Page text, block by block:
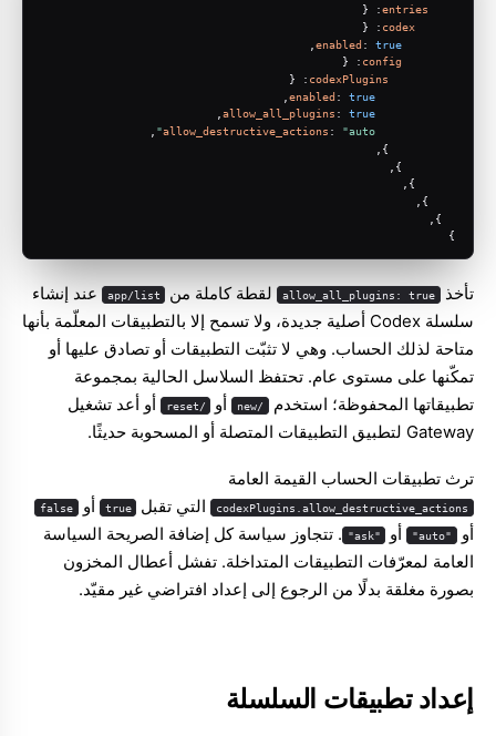
entries
: {
codex
: {
enabled : true
config
: {
codexPlugins
: {
enabled : true
allow_all_plugins : true
,
allow_destructive_actions : "auto"
}
تأخذ allow_all_plugins: true لقطة كاملة من app/list
عند إنشاء
سلسلة Codex أصلية جديدة، ولا تسمح إلا بالتطبيقات المعلّمة بأنها
متاحة لذلك الحساب. وهي لا تثبّت التطبيقات أو تصادق عليها أو
تمكّنها على مستوى عام. تحتفظ السلاسل الحالية بمجموعة
تطبيقاتها المحفوظة؛ استخدم
/new أو /reset
أو أعد تشغيل
Gateway لتطبيق التطبيقات المتصلة أو المسحوبة حديثًا.
ترث تطبيقات الحساب القيمة العامة
codexPlugins.allow_destructive_actions التي تقبل true أو false
أو "auto" أو "ask"
. تتجاوز سياسة كل إضافة الصريحة السياسة
العامة لمعرّفات التطبيقات المتداخلة. تفشل أعطال المخزون
بصورة مغلقة بدلًا من الرجوع إلى إعداد افتراضي غير مقيّد.
إعداد تطبيقات السلسلة